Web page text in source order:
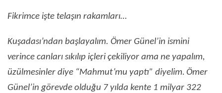
Fikrimce işte telaşın rakamları…
Kuşadası’ndan başlayalım. Ömer Günel’in ismini
verince canları sıkılıp içleri çekiliyor ama ne yapalım,
üzülmesinler diye “Mahmut’mu yaptı” diyelim. Ömer
Günel’in görevde olduğu 7 yılda kente 1 milyar 322